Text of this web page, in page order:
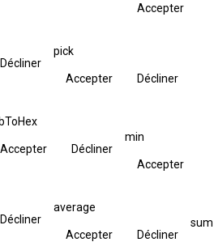
Accepter
Décliner
pick
Accepter Décliner
Accepter Décliner
min
Accepter
Décliner
average
Accepter Décliner
sum